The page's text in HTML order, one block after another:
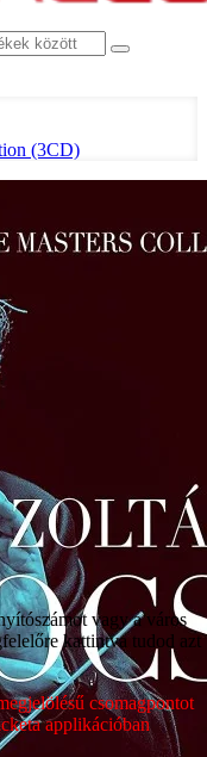
(3CD)
vagy a város
kattintva tudod azt
csomagpontot
applikációban